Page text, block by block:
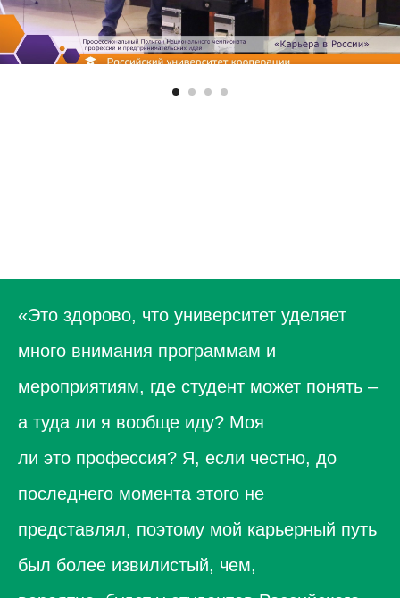
«Это здорово, что университет уделяет
много внимания программам и
мероприятиям, где студент может понять –
а туда ли я вообще иду? Моя
ли это профессия? Я, если честно, до
последнего момента этого не
представлял, поэтому мой карьерный путь
был более извилистый, чем,
ФОНД «ИНТЕЛЛЕКТУАЛЬНЫЙ АЛЬЯНС»
ИНН 7 709 508 943
исследований, НИОКР, R&D по запросам ФОИВ, РОИВ,
компаний, автор и держатель идеи КВР, разработчик КВР-
бизнесом: 2003 — 2025
ЗАПИСАТЬСЯ НА КОНСУЛЬТАЦИЮ
Команда. Сообщество.
Новости
персональных данных
осуществляющей обучение
Политика в отношении
данных